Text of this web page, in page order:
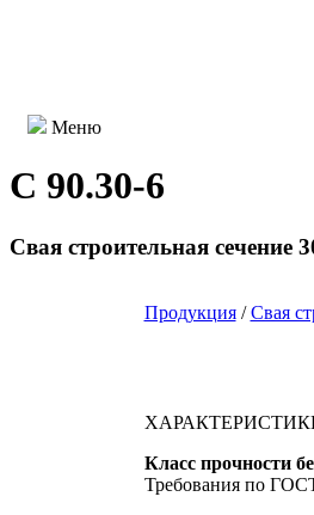
Меню
С 90.30-6
Свая строительная сечение
Продукция/Свая
Класс прочности
Требования по